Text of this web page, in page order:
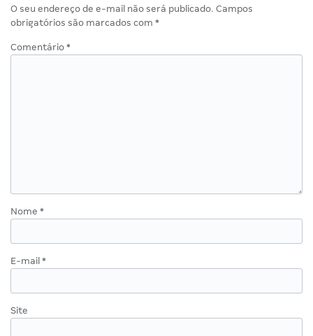
O seu endereço de e-mail não será publicado. Campos
obrigatórios são marcados com *
Comentário *
Nome *
E-mail *
Site